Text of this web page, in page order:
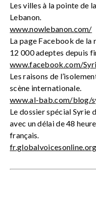
Les villes à la pointe de
Lebanon.
www.nowlebanon.com/
La page Facebook de la
12 000 adeptes depuis
www.facebook.com/
Les raisons de
scène internationale.
www.al-bab.com/blog/
Le dossier spécial Syrie
avec un délai de 48
français.